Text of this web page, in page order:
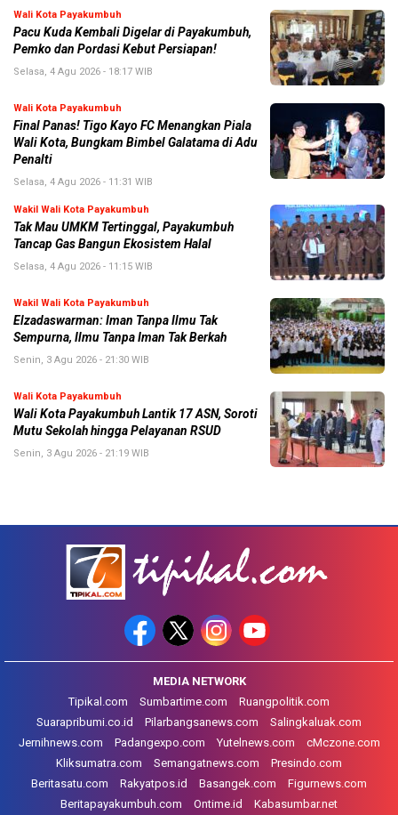
Wali Kota Payakumbuh
Pacu Kuda Kembali Digelar di Payakumbuh,
Pemko dan Pordasi Kebut Persiapan!
Selasa, 4 Agu 2026 - 18:17 WIB
Wali Kota Payakumbuh
Final Panas! Tigo Kayo FC Menangkan Piala
Wali Kota, Bungkam Bimbel Galatama di Adu
Penalti
Selasa, 4 Agu 2026 - 11:31 WIB
Wakil Wali Kota Payakumbuh
Tak Mau UMKM Tertinggal, Payakumbuh
Tancap Gas Bangun Ekosistem Halal
Selasa, 4 Agu 2026 - 11:15 WIB
Wakil Wali Kota Payakumbuh
Elzadaswarman: Iman Tanpa Ilmu Tak
Sempurna, Ilmu Tanpa Iman Tak Berkah
Senin, 3 Agu 2026 - 21:30 WIB
Wali Kota Payakumbuh
Wali Kota Payakumbuh Lantik 17 ASN, Soroti
Mutu Sekolah hingga Pelayanan RSUD
Senin, 3 Agu 2026 - 21:19 WIB
MEDIA NETWORK
Tipikal.com
Sumbartime.com
Ruangpolitik.com
Suarapribumi.co.id
Pilarbangsanews.com
Salingkaluak.com
Jernihnews.com
Padangexpo.com Yutelnews.com
cMczone.com
Kliksumatra.com
Semangatnews.com
Presindo.com
Beritasatu.com
Rakyatpos.id Basangek.com
Figurnews.com
Beritapayakumbuh.com
Ontime.id Kabasumbar.net